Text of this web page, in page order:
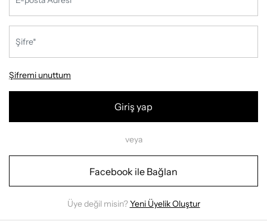
Şifremi unuttum
Giriş yap
veya
Facebook ile Bağlan
Üye değil misin?Yeni Üyelik Oluştur